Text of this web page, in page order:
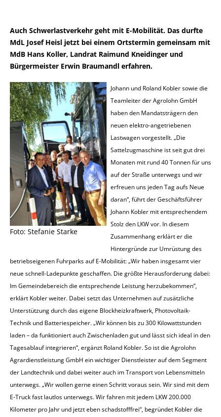
Auch Schwerlastverkehr geht mit E-Mobilität. Das durfte
MdL Josef Heisl jetzt bei einem Ortstermin gemeinsam mit
MdB Hans Koller, Landrat Raimund Kneidinger und
Bürgermeister Erwin Braumandl erfahren.
Foto: Stefanie Starke
Johann und Roland Kobler sowie die
Teamleiter der Agrolohn GmbH
haben den Mandatsträgern den
neuen elektro-angetriebenen
Lastwagen vorgestellt. „Die
Sattelzugmaschine ist seit gut drei
Monaten mit rund 40 Tonnen für uns
auf der Straße unterwegs und wir
erfreuen uns jeden Tag aufs Neue
daran“, führt der Geschäftsführer
Johann Kobler mit entsprechendem
Stolz den LKW vor. In diesem
Zusammenhang erklärt er die
Hintergründe zur Umrüstung des
betriebseigenen Fuhrparks auf E-Mobilität: „Wir haben insgesamt vier
neue schnell-Ladepunkte geschaffen. Die größte Herausforderung dabei:
Im Gemeindebereich die entsprechende Leistung herzubekommen“,
erklärt Kobler weiter. Dabei setzt das Unternehmen auf zusätzliche
Unterstützung durch das eigene Blockheizkraftwerk, Photovoltaik-
Technik und Batteriespeicher. „Wir können bis zu 300 Kilowattstunden
laden – da funktioniert auch Zwischenladen gut und lässt sich ideal in den
Tagesablauf integrieren“, ergänzt Roland Kobler. So ist die Agrolohn
Agrardienstleistung GmbH ein wichtiger Dienstleister auf dem Segment
der Landtechnik und dabei weiter auch im Transport von Lebensmitteln
unterwegs. „Wir wollen gerne einen Schritt voraus sein. Wir sind mit dem
E-Truck fast lautlos unterwegs. Wir fahren mit jedem LKW 200.000
Kilometer pro Jahr und jetzt eben schadstofffrei“, begründet Kobler die